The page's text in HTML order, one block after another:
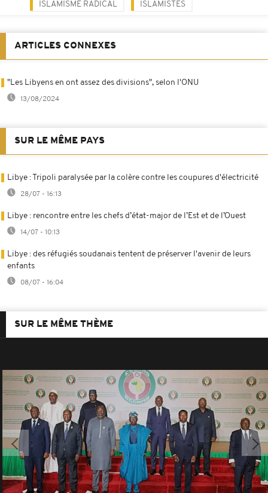
ISLAMISME RADICAL ISLAMISTES
ARTICLES CONNEXES
"Les Libyens en ont assez des divisions", selon l'ONU
13/08/2024
SUR LE MÊME PAYS
Libye : Tripoli paralysée par la colère contre les coupures d'électricité
28/07 - 16:13
Libye : rencontre entre les chefs d’état-major de l’Est et de l’Ouest
14/07 - 10:13
Libye : des réfugiés soudanais tentent de préserver l'avenir de leurs
enfants
08/07 - 16:04
SUR LE MÊME THÈME